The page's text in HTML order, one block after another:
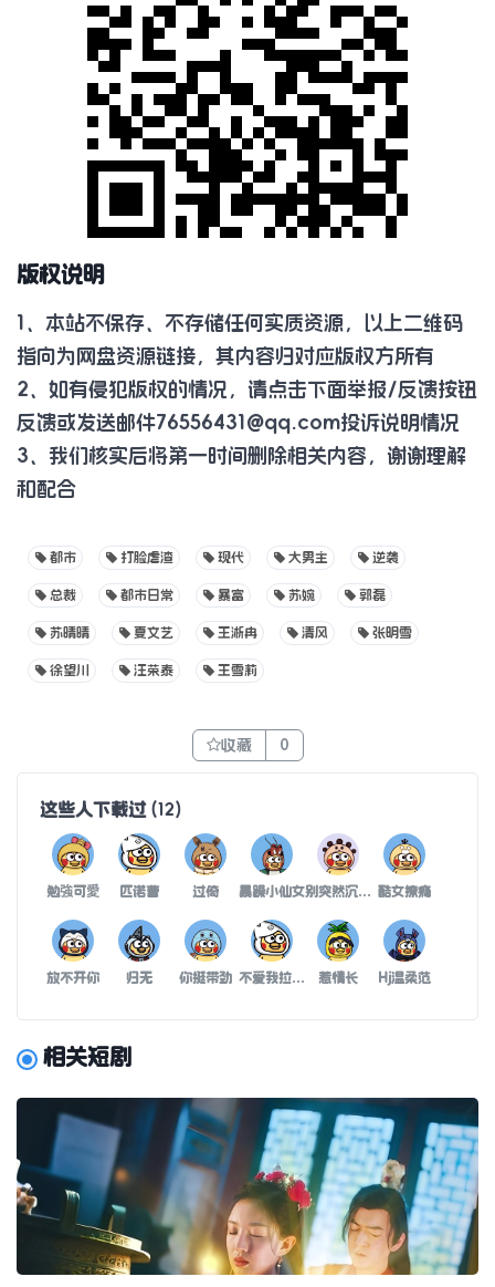
版权说明
1、本站不保存、不存储任何实质资源，以上二维码
指向为网盘资源链接，其内容归对应版权方所有
2、如有侵犯版权的情况，请点击下面举报/反馈按钮
反馈或发送邮件76556431@qq.com投诉说明情况
3、我们核实后将第一时间删除相关内容，谢谢理解
和配合
都市 打脸虐渣 现代 大男主 逆袭
总裁 都市日常 暴富 苏婉 郭磊
苏晴晴 夏文艺 王淅冉 清风 张明雪
徐望川 汪荣泰 王雪莉
收藏 0
这些人下载过(12)
勉強可愛 匹诺曹 过倚 暴躁小仙女 别突然沉默让我无话可说 酷女撩瘾
放不开你 归无 你挺带劲 不爱我拉倒啦 惹情长 Hj温柔范
相关短剧